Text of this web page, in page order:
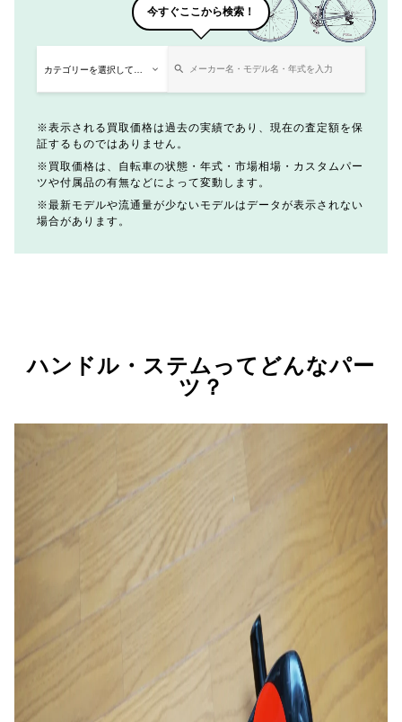
今すぐここから検索！
表示される買取価格は過去の実績であり、現在の査定額を保
証するものではありません。
買取価格は、自転車の状態・年式・市場相場・カスタムパー
ツや付属品の有無などによって変動します。
最新モデルや流通量が少ないモデルはデータが表示されない
場合があります。
ハンドル・ステムってどんなパー
ツ？